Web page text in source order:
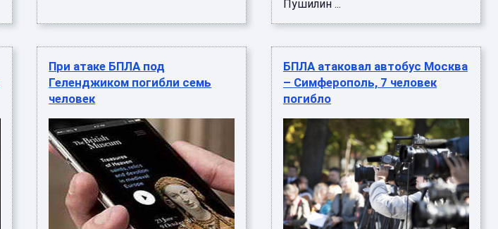
Пушилин ...
При атаке БПЛА под
Геленджиком погибли семь
человек
БПЛА атаковал автобус Москва
– Симферополь, 7 человек
погибло